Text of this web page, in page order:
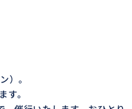
）。
す。